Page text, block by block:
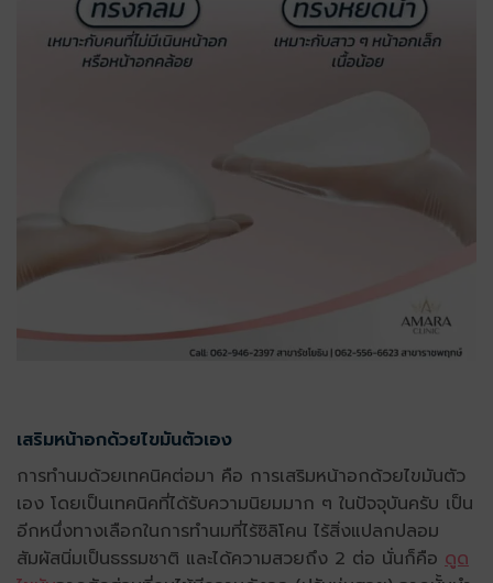
เสริมหน้าอกด้วยไขมันตัวเอง
การทำนมด้วยเทคนิคต่อมา คือ การเสริมหน้าอกด้วยไขมันตัว
เอง โดยเป็นเทคนิคที่ได้รับความนิยมมาก ๆ ในปัจจุบันครับ เป็น
อีกหนึ่งทางเลือกในการทำนมที่ไร้ซิลิโคน ไร้สิ่งแปลกปลอม
สัมผัสนิ่มเป็นธรรมชาติ และได้ความสวยถึง 2 ต่อ นั่นก็คือ ดูด